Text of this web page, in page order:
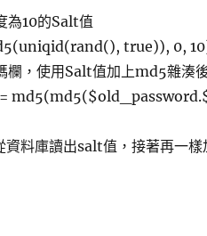
為10的Salt值
true)), 0,
欄，使用Salt值加上md5雜湊
資料庫讀出salt值，接著再一